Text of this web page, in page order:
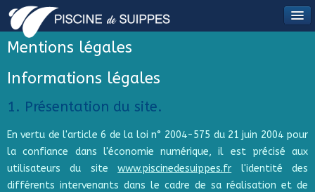
Mentions légales
Informations légales
1. Présentation du site.
En vertu de l'article 6 de la loi n° 2004-575 du 21 juin 2004 pour
la confiance dans l'économie numérique, il est précisé aux
utilisateurs du sitewww.piscinedesuippes.fr l'identité des
différents intervenants dans le cadre de sa réalisation et de